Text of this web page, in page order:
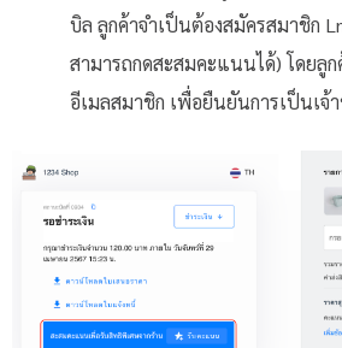
บิล ลูกค้าจำเป็นต้องสมัครสมาชิก
สามารถกดสะสมคะแนนได้) โดยลูก
อีเมลสมาชิก เพื่อยืนยันการเป็นเจ้